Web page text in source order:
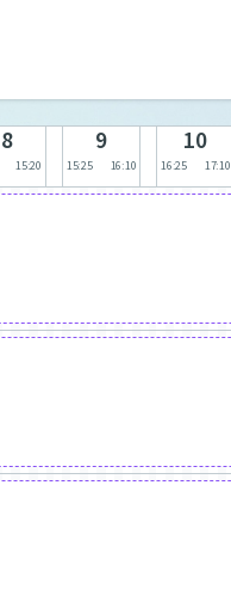
8
15:20
9
15:25 16:10
10
16:25 17:10